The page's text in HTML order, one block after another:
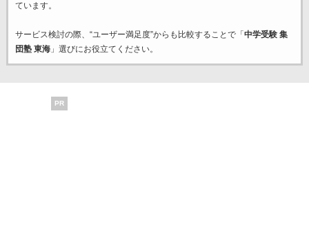
ています。
サービス検討の際、“ユーザー満足度”からも比較することで「 中学受験 集
団塾 東海」選びにお役立てください。
PR